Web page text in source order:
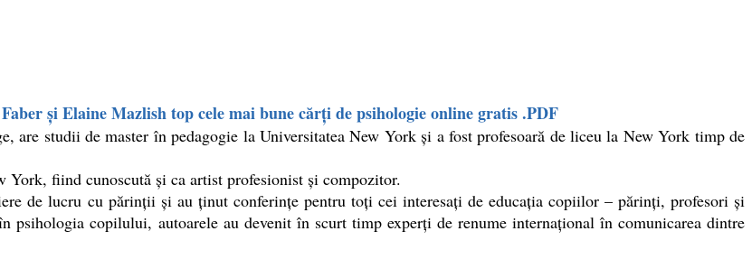
şi Elaine Mazlish top cele mai bune cărți de psihologie online gratis .PDF
studii de master în pedagogie la Universitatea New York şi a fost profesoară de liceu la New York timp de
fiind cunoscută şi ca artist profesionist şi compozitor.
de lucru cu părinţii şi au ținut conferinţe pentru toţi cei interesaţi de educaţia copiilor – părinţi, profesori şi
copilului, autoarele au devenit în scurt timp experţi de renume internaţional în comunicarea dintre